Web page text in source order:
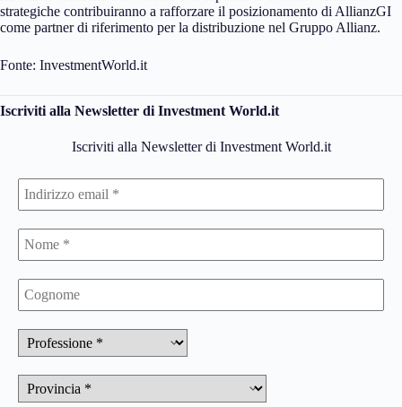
strategiche contribuiranno a rafforzare il posizionamento di AllianzGI
come partner di riferimento per la distribuzione nel Gruppo Allianz.
Fonte: InvestmentWorld.it
Iscriviti alla Newsletter di Investment World.it
Iscriviti alla Newsletter di Investment World.it